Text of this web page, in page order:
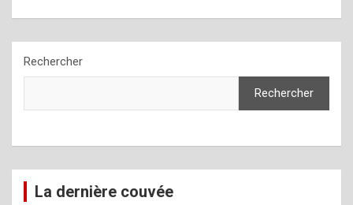
Rechercher
Rechercher
La dernière couvée